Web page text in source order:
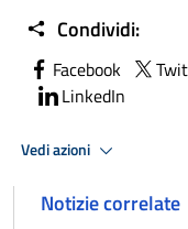
Condividi:
Facebook
LinkedIn
Vedi azioni
Notizie correlate